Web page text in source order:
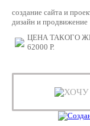
создание сайта и
дизайн и продвижение
ЦЕНА ТАКОГО
62000 Р.
ХОЧУ